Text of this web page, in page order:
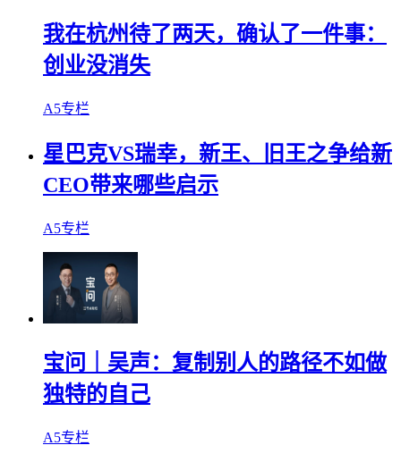
我在杭州待了两天，确认了一件事：
创业没消失
A5专栏
星巴克VS瑞幸，新王、旧王之争给新
CEO带来哪些启示
A5专栏
宝问｜吴声：复制别人的路径不如做
独特的自己
A5专栏